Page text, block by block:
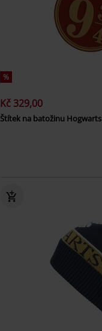
%
Kč 329,00
Štítek na batožinu Hogwarts